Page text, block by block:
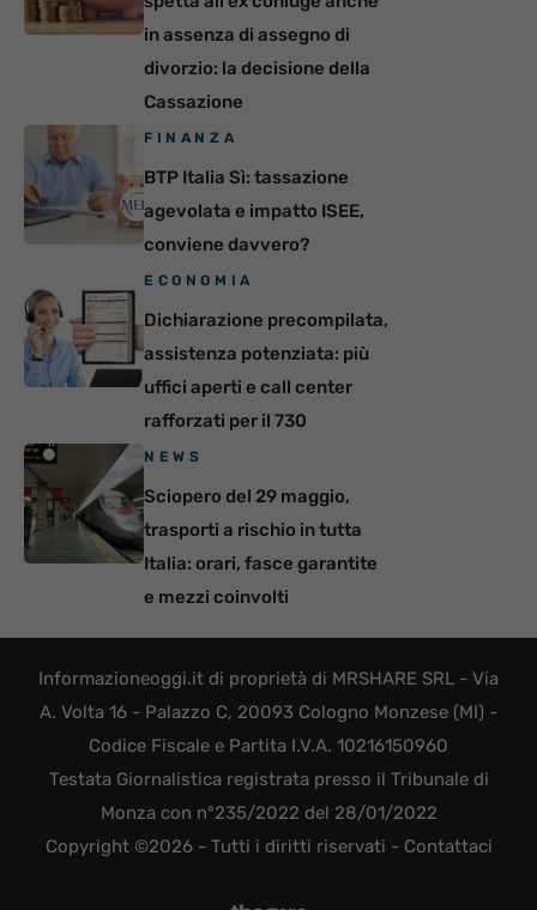
in assenza di assegno di
divorzio: la decisione della
Cassazione
FINANZA
BTP Italia Sì: tassazione
agevolata e impatto ISEE,
conviene davvero?
ECONOMIA
Dichiarazione precompilata,
assistenza potenziata: più
uffici aperti e call center
rafforzati per il 730
NEWS
Sciopero del 29 maggio,
trasporti a rischio in tutta
Italia: orari, fasce garantite
e mezzi coinvolti
Informazioneoggi.it di proprietà di MRSHARE SRL - Via
A. Volta 16 - Palazzo C, 20093 Cologno Monzese (MI) -
Codice Fiscale e Partita I.V.A. 10216150960
Testata Giornalistica registrata presso il Tribunale di
Monza con n°235/2022 del 28/01/2022
Copyright ©2026 - Tutti i diritti riservati - Contattaci